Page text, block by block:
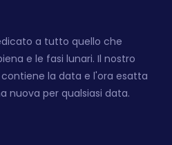
a tutto quello che
e le fasi lunari. Il nostro
la data e l'ora esatta
nuova per qualsiasi data.